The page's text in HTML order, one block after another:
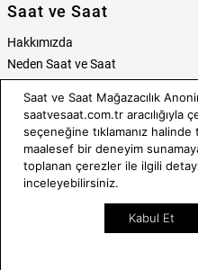
Saat ve Saat
Hakkımızda
Neden Saat ve Saat
Kurumsal Satış
Mağazada Teknik Servis
Yatırımcı İlişkileri
Saat ve Saat Mağazacılık
saatvesaat.com.tr aracılığıyla
seçeneğine tıklamanız
maalesef bir deneyim
toplanan çerezler ile ilgili
inceleyebilirsiniz.
Kabul Et